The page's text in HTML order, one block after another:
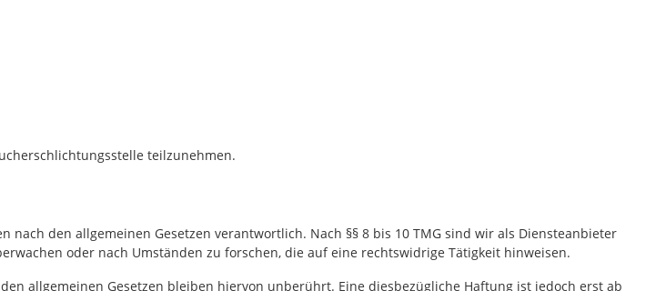
teilzunehmen.
den allgemeinen Gesetzen verantwortlich. Nach §§ 8 bis 10 TMG sind wir als Diensteanbieter
oder nach Umständen zu forschen, die auf eine rechtswidrige Tätigkeit hinweisen.
allgemeinen Gesetzen bleiben hiervon unberührt. Eine diesbezügliche Haftung ist jedoch erst ab